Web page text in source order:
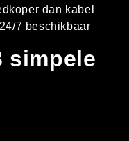
dan kabel
24/7 beschikbaar
simpele